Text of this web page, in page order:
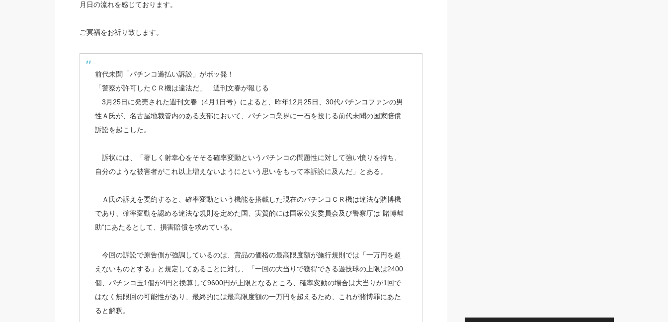
月日の流れを感じております。
ご冥福をお祈り致します。
前代未聞「パチンコ過払い訴訟」がボッ発！
「警察が許可したＣＲ機は違法だ」 週刊文春が報じる
3月25日に発売された週刊文春（4月1日号）によると、昨年12月25日、30代パチンコファンの男
性Ａ氏が、名古屋地裁管内のある支部において、パチンコ業界に一石を投じる前代未聞の国家賠償
訴訟を起こした。
訴状には、「著しく射幸心をそそる確率変動というパチンコの問題性に対して強い憤りを持ち、
自分のような被害者がこれ以上増えないようにという思いをもって本訴訟に及んだ」とある。
Ａ氏の訴えを要約すると、確率変動という機能を搭載した現在のパチンコＣＲ機は違法な賭博機
であり、確率変動を認める違法な規則を定めた国、実質的には国家公安委員会及び警察庁は”賭博幇
助”にあたるとして、損害賠償を求めている。
今回の訴訟で原告側が強調しているのは、賞品の価格の最高限度額が施行規則では「一万円を超
えないものとする」と規定してあることに対し、「一回の大当りで獲得できる遊技球の上限は2400
個、パチンコ玉1個が4円と換算して9600円が上限となるところ、確率変動の場合は大当りが1回で
はなく無限回の可能性があり、最終的には最高限度額の一万円を超えるため、これが賭博罪にあた
ると解釈。